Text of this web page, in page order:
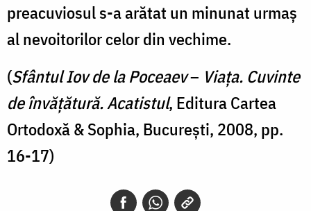
preacuviosul s-a arătat un minunat urmaş
al nevoitorilor celor din vechime.
(Sfântul Iov de la Poceaev– Viața. Cuvinte
de învățătură. Acatistul, Editura Cartea
Ortodoxă & Sophia, București, 2008, pp.
16-17)